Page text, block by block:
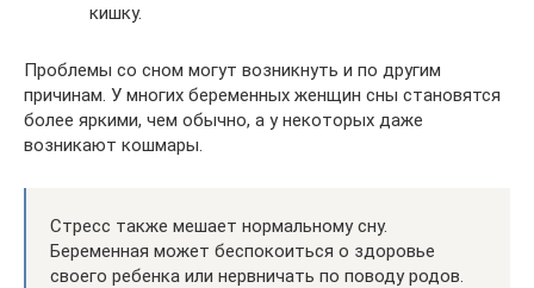
кишку.
Проблемы со сном могут возникнуть и по другим
причинам. У многих беременных женщин сны становятся
более яркими, чем обычно, а у некоторых даже
возникают кошмары.
Стресс также мешает нормальному сну.
Беременная может беспокоиться о здоровье
своего ребенка или нервничать по поводу родов.